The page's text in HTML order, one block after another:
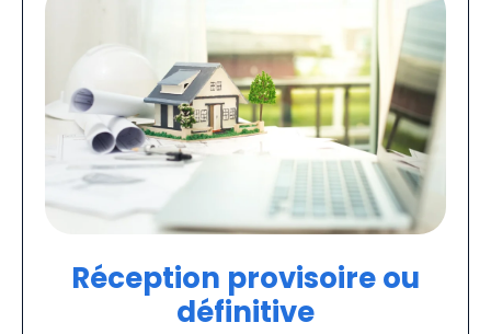
Réception provisoire ou
définitive